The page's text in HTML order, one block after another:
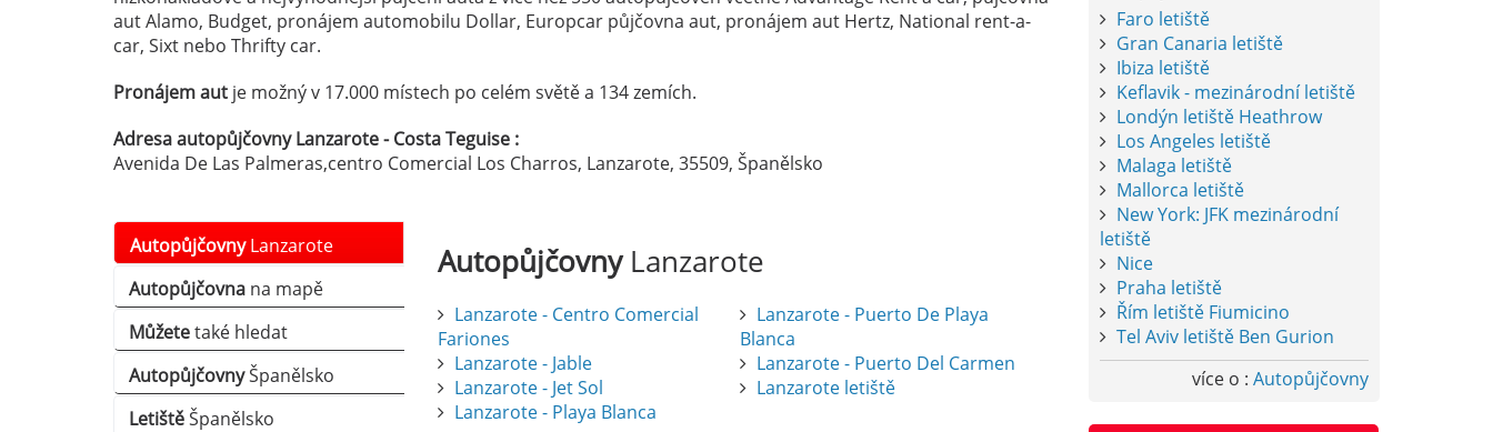
aut Alamo, Budget, pronájem automobilu Dollar, Europcar půjčovna aut, pronájem aut Hertz, National rent-a-
car, Sixt nebo Thrifty car.
Pronájem aut je možný v 17.000 místech po celém světě a 134 zemích.
Adresa autopůjčovny Lanzarote - Costa Teguise :
Avenida De Las Palmeras,centro Comercial Los Charros, Lanzarote, 35509, Španělsko
AutopůjčovnyLanzarote
Autopůjčovna na mapě
Můžetetaké hledat
AutopůjčovnyŠpanělsko
LetištěŠpanělsko
AutopůjčovnyLanzarote
Lanzarote - Centro Comercial
Fariones
Lanzarote - Jable
Lanzarote - Jet Sol
Lanzarote - Playa Blanca
Lanzarote - Puerto De Playa
Blanca
Lanzarote - Puerto Del Carmen
Lanzarote letiště
Faro letiště
Gran Canaria letiště
Ibiza letiště
Keflavik - mezinárodní letiště
Londýn letiště Heathrow
Los Angeles letiště
Malaga letiště
Mallorca letiště
New York: JFK mezinárodní
letiště
Nice
Praha letiště
Řím letiště Fiumicino
Tel Aviv letiště Ben Gurion
více o : Autopůjčovny